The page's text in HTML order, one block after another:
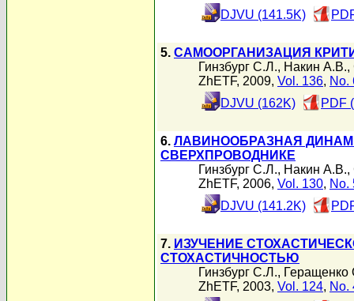
DJVU (141.5K)
5. САМООРГАНИЗАЦИЯ
Гинзбург С.Л., Накин А.В.,
ZhETF, 2009, Vol. 136, No.
DJVU (162K)
PDF
6. ЛАВИНООБРАЗНАЯ
СВЕРХПРОВОДНИКЕ
Гинзбург С.Л., Накин А.В.,
ZhETF, 2006, Vol. 130, No.
DJVU (141.2K)
7. ИЗУЧЕНИЕ
СТОХАСТИЧНОСТЬЮ
Гинзбург С.Л., Геращенко
ZhETF, 2003, Vol. 124, No.